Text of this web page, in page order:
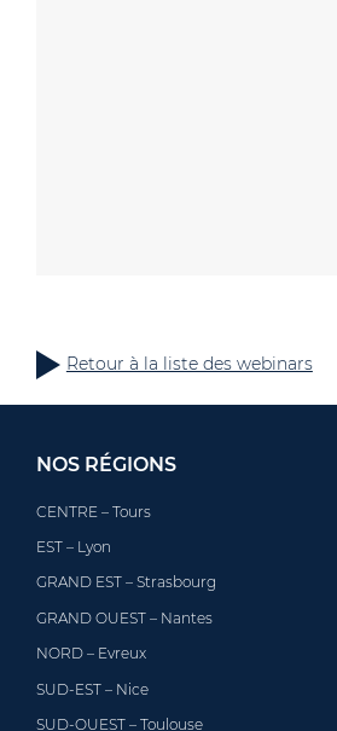
Retour à la liste des webinars
NOS RÉGIONS
CENTRE – Tours
EST – Lyon
GRAND EST – Strasbourg
GRAND OUEST – Nantes
NORD – Evreux
SUD-EST – Nice
SUD-OUEST – Toulouse